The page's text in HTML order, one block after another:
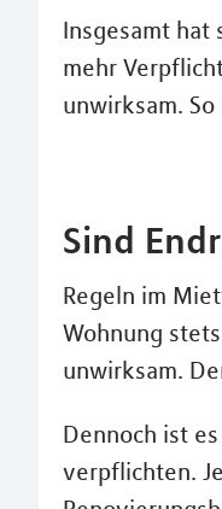
Insgesamt hat
mehr
unwirksam.
Sind
Regeln im
Wohnung
unwirksam.
Dennoch ist
verpflichten.